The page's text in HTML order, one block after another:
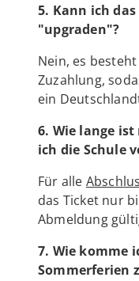
5. Kann ich
"upgraden"?
Nein, es
Zuzahlung,
ein
6. Wie lange
ich die Schule
Für alle
das Ticket nur
Abmeldung
7. Wie komme
Sommerferien